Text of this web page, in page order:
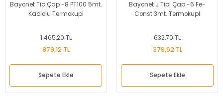
Bayonet Tip Çap -8 PT100 5mt.
Kablolu Termokupl
1.465,20 TL
879,12 TL
Sepete Ekle
Bayonet J Tipi Çap -6 Fe-
Const 3mt. Termokupl
632,70 TL
379,62 TL
Sepete Ekle